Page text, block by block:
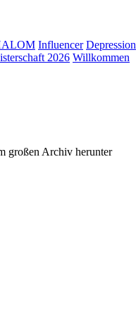
Influencer Depression
2026 Willkommen
großen Archiv herunter